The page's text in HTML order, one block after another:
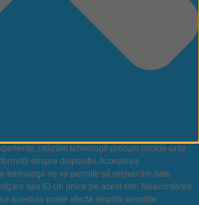
utilizăm tehnologii precum cookie-urile
despre dispozitiv. Acordarea
tehnologii ne va permite să prelucrăm date
sau ID-uri unice pe acest site. Neacordarea
acestuia poate afecta negativ anumite